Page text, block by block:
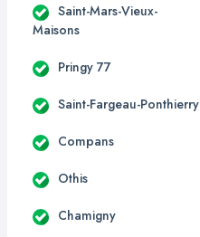
Saint-Mars-Vieux-
Maisons
Pringy 77
Saint-Fargeau-Ponthierry
Compans
Othis
Chamigny